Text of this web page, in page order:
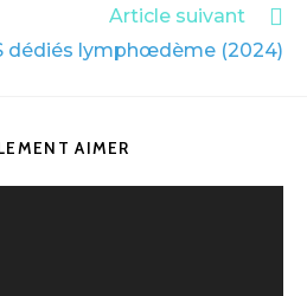
Article suivant
dédiés lymphœdème (2024)
AIMER